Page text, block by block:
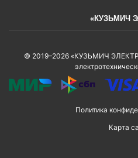
«КУЗЬМИЧ
© 2019–2026 «КУЗЬМИЧ
Политика
Карта